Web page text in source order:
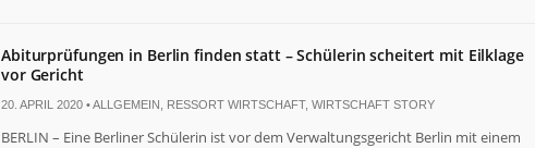
Abiturprüfungen in Berlin finden statt – Schülerin scheitert mit Eilklage
vor Gericht
20. APRIL 2020 •ALLGEMEIN RESSORT WIRTSCHAFT, WIRTSCHAFT STORY
BERLIN – Eine Berliner Schülerin ist vor dem Verwaltungsgericht Berlin mit einem